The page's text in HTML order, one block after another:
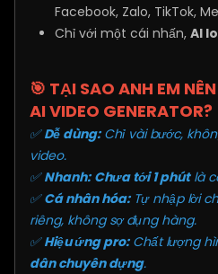
Facebook, Zalo, TikTok,
Chỉ với một cái nhấn, AI
🎯 TẠI SAO ANH EM
AI VIDEO GENERATOR?
✅Dễ dùng:Chỉ vài bước,
video.
✅Nhanh: Chưa tới 1 phútlà
✅Cá nhân hóa:Tự nhập lời
riêng, không sợ đụng hàng.
✅Hiệu ứng pro:Chất lượng
dân chuyên dựng.